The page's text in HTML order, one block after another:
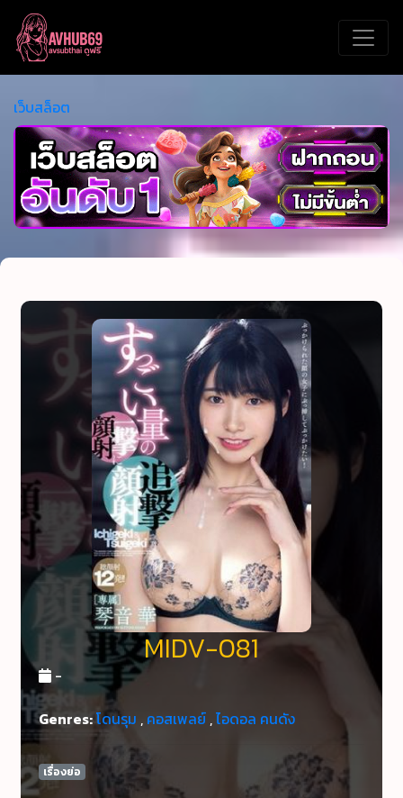
เว็บสล็อต
MIDV-081
-
Genres:โดนรุม , คอสเพลย์ ,ไอดอล คนดัง
เรื่องย่อ